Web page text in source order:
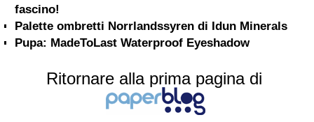
fascino!
Palette ombretti Norrlandssyren di Idun Minerals
Pupa: MadeToLast Waterproof Eyeshadow
Ritornare alla prima pagina di